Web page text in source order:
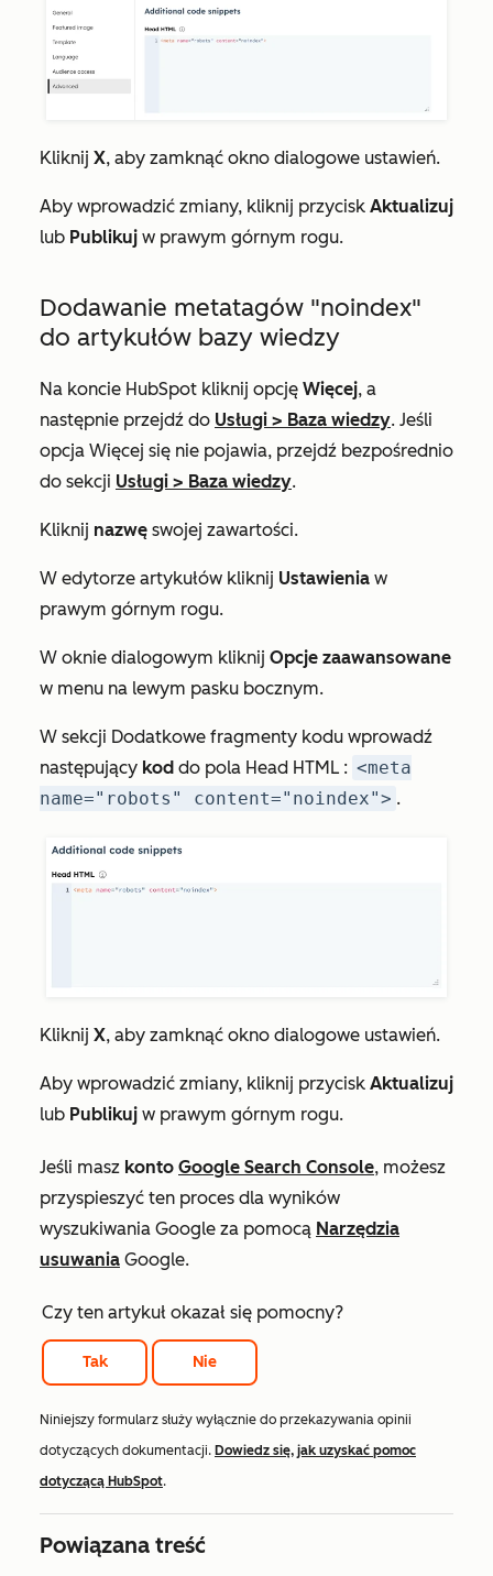
Kliknij X, aby zamknąć okno dialogowe ustawień.
Aby wprowadzić zmiany, kliknij przycisk Aktualizuj
lub Publikuj w prawym górnym rogu.
Dodawanie metatagów "noindex"
do artykułów bazy wiedzy
Na koncie HubSpot kliknij opcję Więcej, a
następnie przejdź do Usługi > Baza wiedzy. Jeśli
opcja Więcej się nie pojawia, przejdź bezpośrednio
do sekcji Usługi > Baza wiedzy.
Kliknij nazwę swojej zawartości.
W edytorze artykułów kliknij Ustawienia w
prawym górnym rogu.
W oknie dialogowym kliknij Opcje zaawansowane
w menu na lewym pasku bocznym.
W sekcji Dodatkowe fragmenty kodu wprowadź
następujący kod do pola Head HTML : <meta
name="robots" content="noindex"> .
Kliknij X, aby zamknąć okno dialogowe ustawień.
Aby wprowadzić zmiany, kliknij przycisk Aktualizuj
lub Publikuj w prawym górnym rogu.
Jeśli masz konto Google Search Console, możesz
przyspieszyć ten proces dla wyników
wyszukiwania Google za pomocą Narzędzia
usuwania Google.
Czy ten artykuł okazał się pomocny?
Tak Nie
Niniejszy formularz służy wyłącznie do przekazywania opinii
dotyczących dokumentacji. Dowiedz się, jak uzyskać pomoc
dotyczącą HubSpot.
Powiązana treść